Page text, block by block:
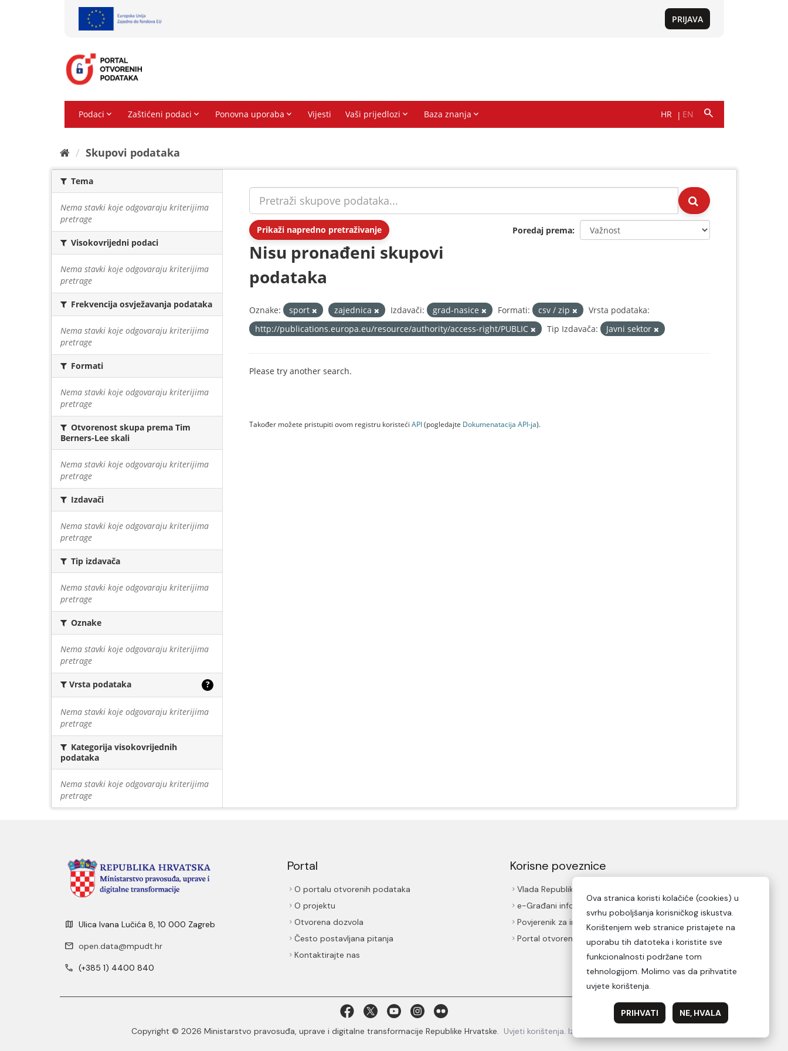
Skupovi podаtаkа
Tema
Nema stavki koje odgovaraju kriterijima
pretrage
Visokovrijedni podaci
Nema stavki koje odgovaraju kriterijima
pretrage
Frekvencija osvježavanja podataka
Nema stavki koje odgovaraju kriterijima
pretrage
Formati
Nema stavki koje odgovaraju kriterijima
pretrage
Otvorenost skupa prema Tim
Berners-Lee skali
Nema stavki koje odgovaraju kriterijima
pretrage
Izdavači
Nema stavki koje odgovaraju kriterijima
pretrage
Tip izdavača
Nema stavki koje odgovaraju kriterijima
pretrage
Oznake
Nema stavki koje odgovaraju kriterijima
pretrage
Vrsta podataka ?
Nema stavki koje odgovaraju kriterijima
pretrage
Kategorija visokovrijednih
podataka
Nema stavki koje odgovaraju kriterijima
pretrage
Prikaži napredno pretraživanje Poredaj prema
Nisu pronađeni skupovi
podataka
Oznake: sport zajednica Izdavači: grad-nasice Formati: csv / zip
Vrsta podataka:
http://publications.europa.eu/resource/authority/access-right/PUBLIC
Tip Izdavača: Javni sektor
Please try another search.
Također možete pristupiti ovom registru koristeći API(pogledajte Dokumenаtаcijа API-jа).